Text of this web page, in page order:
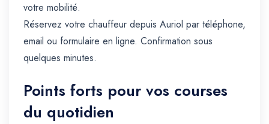
votre mobilité.
Réservez votre chauffeur depuis Auriol par téléphone,
email ou formulaire en ligne. Confirmation sous
quelques minutes.
Points forts pour vos courses
du quotidien